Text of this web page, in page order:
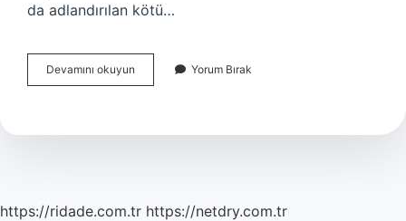
da adlandırılan kötü…
Devamını okuyun
Insanın
Ne
Yorum Bırak
https://ridade.com.tr https://netdry.com.tr